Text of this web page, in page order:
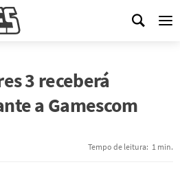
3 receberá
a Gamescom
Tempo de leitura: 1 min.